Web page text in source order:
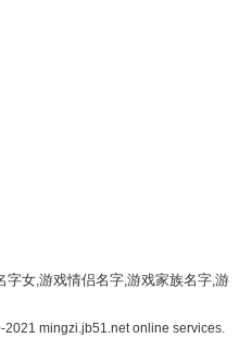
字女,游戏情侣名字,游戏家族名字,游
mingzi.jb51.net online services.